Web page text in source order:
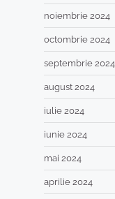
noiembrie 2024
octombrie 2024
septembrie 2024
august 2024
iulie 2024
iunie 2024
mai 2024
aprilie 2024